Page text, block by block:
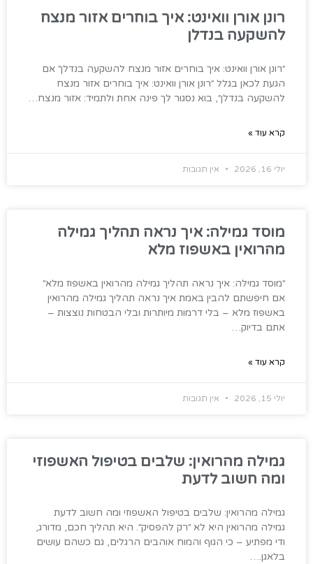
רונן אורן וואינט: איך בוחרים אזור מנצח
להשקעה בנדלן
״רונן אורן וואינט: איך בוחרים אזור מנצח להשקעה בנדלן״ אם
הגעת לכאן בגלל ״רונן אורן וואינט: איך בוחרים אזור מנצח
להשקעה בנדלן״, בוא נסגור לך פינה אחת ולתמיד: אזור מנצח…
קרא עוד »
יולי 16, 2026 אין תגובות
מוסד גמילה: איך נראה תהליך גמילה
מהרואין באשפוז מלא
״מוסד גמילה: איך נראה תהליך גמילה מהרואין באשפוז מלא״
אם חיפשתם להבין באמת איך נראה תהליך גמילה מהרואין
באשפוז מלא – בלי דרמות מיותרות ובלי הבטחות נוצצות –
אתם בדיוק…
קרא עוד »
יולי 15, 2026 אין תגובות
גמילה מהרואין: שלבים בטיפול האשפוזי
ומה חשוב לדעת
גמילה מהרואין: שלבים בטיפול האשפוזי ומה חשוב לדעת
גמילה מהרואין היא לא ״רק להפסיק״. היא תהליך חכם, מדורג,
ודי מפתיע – כי הגוף והמוח אוהבים הרגלים, גם כשהם עושים
בלאגן.…